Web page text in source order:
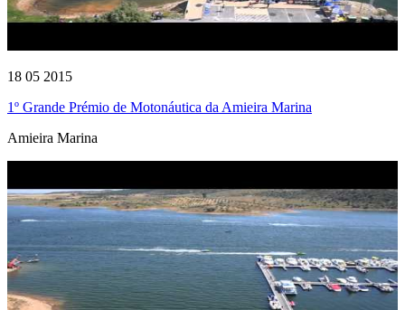
18 05 2015
1º Grande Prémio de Motonáutica da Amieira Marina
Amieira Marina